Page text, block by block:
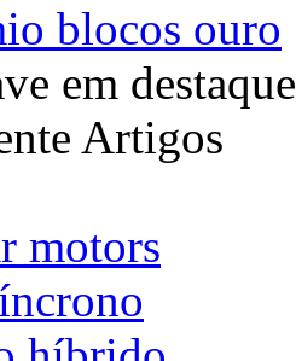
blocos ouro
em destaque
Artigos
motors